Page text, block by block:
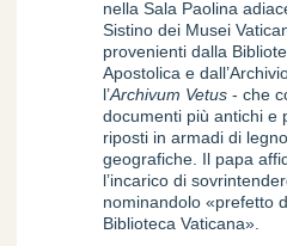
nella Sala Paolina
Sistino dei Musei
provenienti dalla
Apostolica e
l’Archivum Vetus - che
documenti più antichi e
riposti in armadi di
geografiche. Il papa
l’incarico di
nominandolo «prefetto
Biblioteca Vaticana».